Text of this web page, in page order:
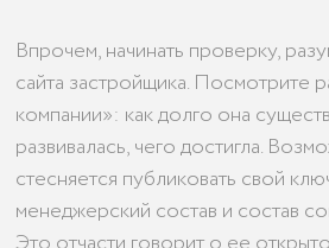
Впрочем, начинать проверку,
сайта застройщика. Посмотрите
компании»: как долго она
развивалась, чего достигла.
стесняется публиковать свой
менеджерский состав и состав